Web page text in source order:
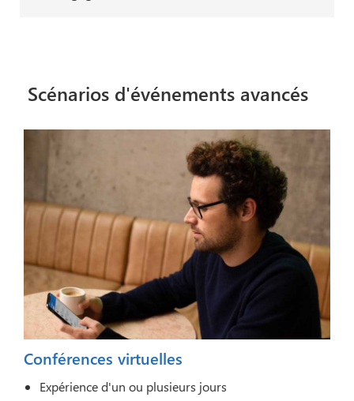
Scénarios d'événements avancés
Conférences virtuelles
Expérience d'un ou plusieurs jours